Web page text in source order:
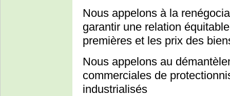
Nous appelons à la
garantir une relation
premières et les prix des
Nous appelons au
commerciales de
industrialisés